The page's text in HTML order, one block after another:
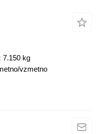
7.150 kg
vzmetno